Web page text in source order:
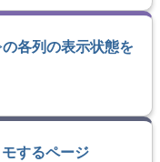
各列の表示状態を
するページ